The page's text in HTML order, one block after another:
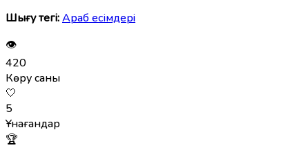
Шығу тегі:Араб есімдерi
👁
420
Көру саны
🤍
5
Ұнағандар
🏆